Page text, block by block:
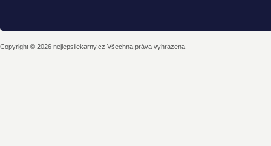
Copyright © 2026 nejlepsilekarny.cz Všechna práva vyhrazena